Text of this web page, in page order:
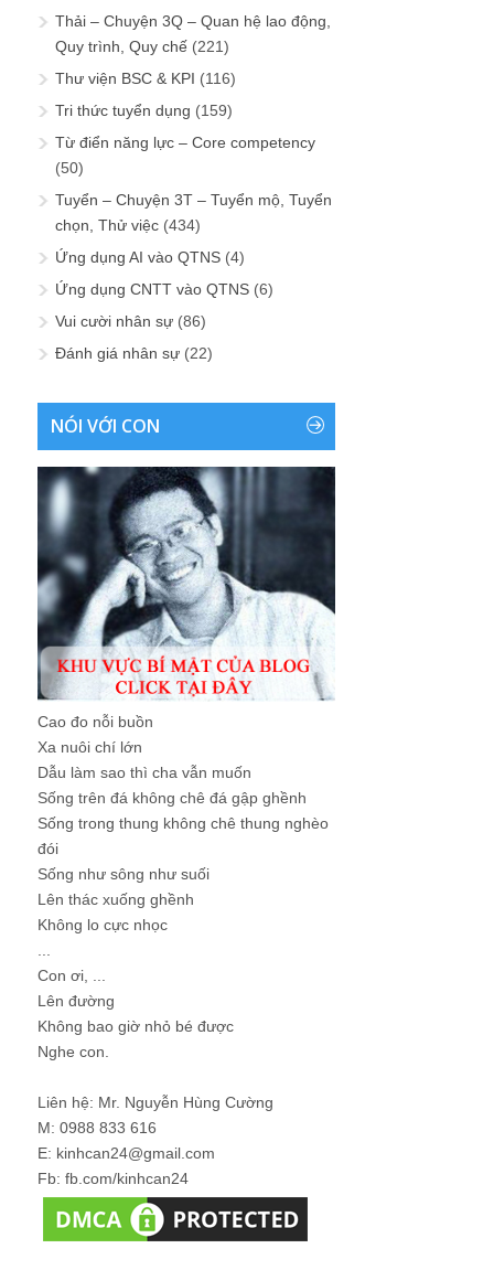
Thải – Chuyện 3Q – Quan hệ lao động,
Quy trình, Quy chế (221)
Thư viện BSC & KPI (116)
Tri thức tuyển dụng (159)
Từ điển năng lực – Core competency
(50)
Tuyển – Chuyện 3T – Tuyển mộ, Tuyển
chọn, Thử việc (434)
Ứng dụng AI vào QTNS (4)
Ứng dụng CNTT vào QTNS (6)
Vui cười nhân sự (86)
Đánh giá nhân sự (22)
NÓI VỚI CON
Cao đo nỗi buồn
Xa nuôi chí lớn
Dẫu làm sao thì cha vẫn muốn
Sống trên đá không chê đá gập ghềnh
Sống trong thung không chê thung nghèo
đói
Sống như sông như suối
Lên thác xuống ghềnh
Không lo cực nhọc
...
Con ơi, ...
Lên đường
Không bao giờ nhỏ bé được
Nghe con.
Liên hệ: Mr. Nguyễn Hùng Cường
M: 0988 833 616
E: kinhcan24@gmail.com
Fb: fb.com/kinhcan24